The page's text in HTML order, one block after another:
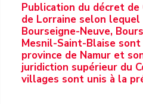
Publication du décret
de Lorraine selon
Bourseigne-Neuve,
Mesnil-Saint-Blaise
province de Namur et
juridiction supérieur du
villages sont unis à la